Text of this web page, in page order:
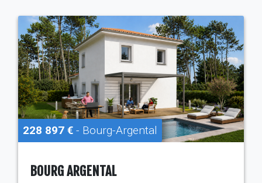
228 897 € - Bourg-Argental
BOURG ARGENTAL